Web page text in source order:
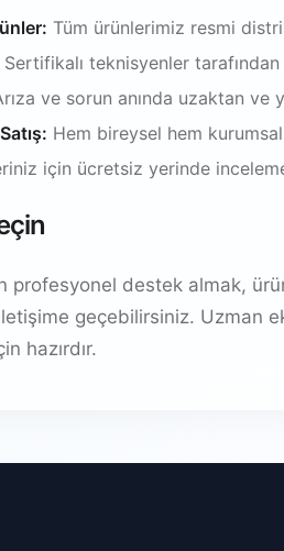
Tüm ürünlerimiz resmi
Sertifikalı teknisyenler
ve sorun anında uzaktan ve
Hem bireysel hem
için ücretsiz yerinde
profesyonel destek almak,
geçebilirsiniz. Uzman
hazırdır.